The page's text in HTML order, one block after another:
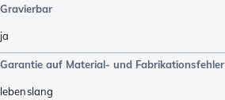
Gravierbar
ja
Garantie auf Material- und Fabrikationsfehler
lebenslang